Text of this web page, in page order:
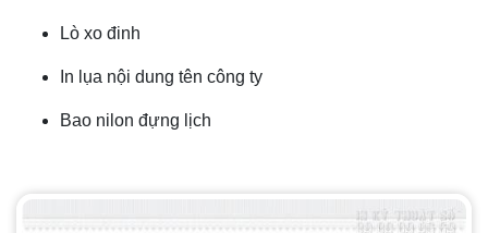
Lò xo đinh
In lụa nội dung tên công ty
Bao nilon đựng lịch